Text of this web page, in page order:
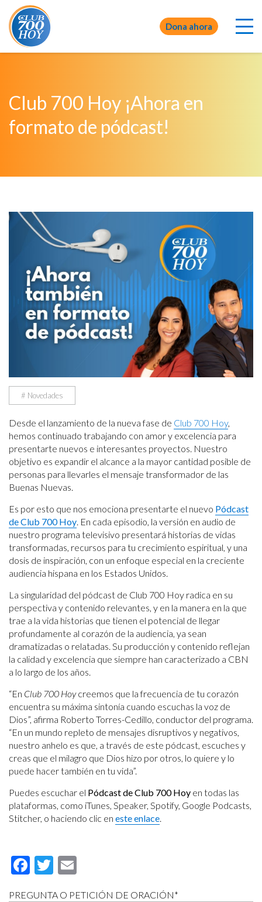
Dona ahora
Club 700 Hoy ¡Ahora en
formato de pódcast!
# Novedades
Desde el lanzamiento de la nueva fase de Club 700 Hoy,
hemos continuado trabajando con amor y excelencia para
presentarte nuevos e interesantes proyectos. Nuestro
objetivo es expandir el alcance a la mayor cantidad posible de
personas para llevarles el mensaje transformador de las
Buenas Nuevas.
Es por esto que nos emociona presentarte el nuevo Pódcast
de Club 700 Hoy. En cada episodio, la versión en audio de
nuestro programa televisivo presentará historias de vidas
transformadas, recursos para tu crecimiento espiritual, y una
dosis de inspiración, con un enfoque especial en la creciente
audiencia hispana en los Estados Unidos.
La singularidad del pódcast de Club 700 Hoy radica en su
perspectiva y contenido relevantes, y en la manera en la que
trae a la vida historias que tienen el potencial de llegar
profundamente al corazón de la audiencia, ya sean
dramatizadas o relatadas. Su producción y contenido reflejan
la calidad y excelencia que siempre han caracterizado a CBN
a lo largo de los años.
“En Club 700 Hoycreemos que la frecuencia de tu corazón
encuentra su máxima sintonía cuando escuchas la voz de
Dios”, afirma Roberto Torres-Cedillo, conductor del programa.
“En un mundo repleto de mensajes disruptivos y negativos,
nuestro anhelo es que, a través de este pódcast, escuches y
creas que el milagro que Dios hizo por otros, lo quiere y lo
puede hacer también en tu vida”.
Puedes escuchar el Pódcast de Club 700 Hoy en todas las
plataformas, como iTunes, Speaker, Spotify, Google Podcasts,
Stitcher, o haciendo clic en este enlace.
Facebook
Twitter
PREGUNTA O PETICIÓN DE ORACIÓN*